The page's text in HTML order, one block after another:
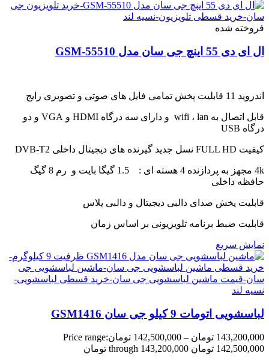
فروخته شده
ال ای دی 55 اینچ جی سان مدل GSM-55510
اندروید 11 قابلیت پخش تمامی فایل های صوتی و تصویری رایج
قابل اتصال به wifi ، lan و دارای سه درگاه HDMI و VGA و دو
درگاه USB
کیفیت FULL HD نسل جدید گیرنده های دیجیتال داخلی DVB-T2
4k مجهز به پردازنده 4 هسته ای : 1.5 گیگا بایت و رم 8 گیگ
حافظه داخلی
قابلیت پخش صدای دالبی دیجیتال و دالبی پلاس
قابلیت ضبط برنامه تلویزیونی بر اساس زمان
نمایش سریع
لباسشویی اتومات 9 کیلو جی سان GSM1416
143,200,000 تومان –
142,500,000 تومانPrice range:
142,500,000 تومان through 143,200,000 تومان